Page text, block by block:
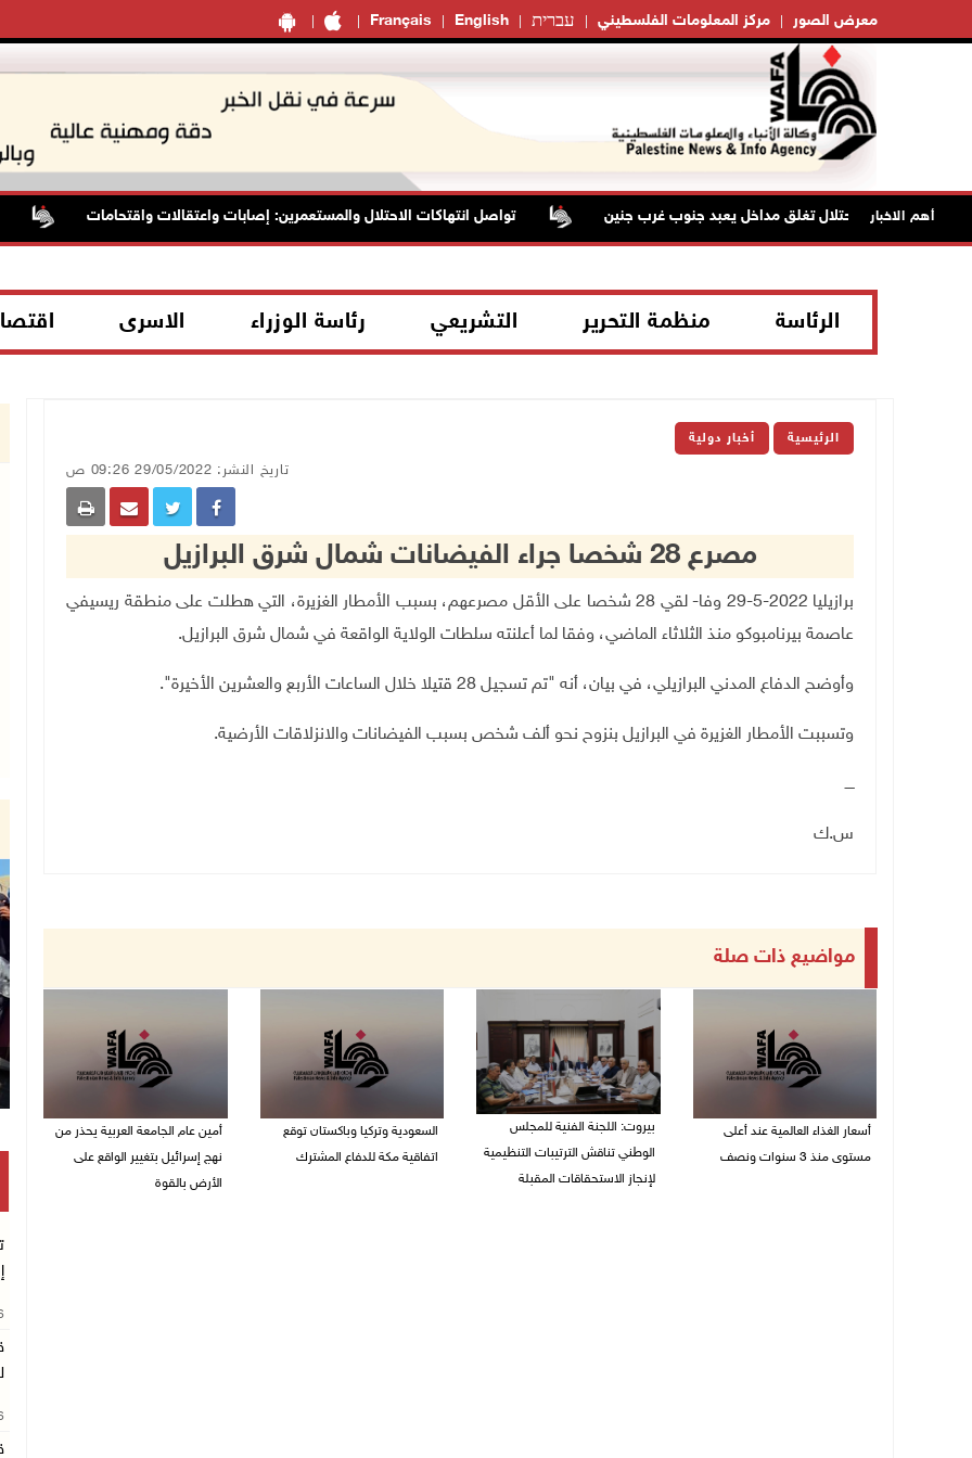
Français English עברית مركز المعلومات الفلسطيني معرض الصور
أهم الاخبار
قوات الاحتلال تغلق مداخل يعبد جنوب غرب جنين تواصل انتهاكات الاحتلال والمستعمرين: إصابات واعتقالات واقتحامات
الرئاسة منظمة التحرير التشريعي رئاسة الوزراء الاسرى
الرئيسية أخبار دولية
تاريخ النشر: 29/05/2022 09:26 ص
مصرع 28 شخصا جراء الفيضانات شمال شرق البرازيل
برازيليا
29-5-2022 وفا- لقي 28 شخصا على الأقل مصرعهم، بسبب الأمطار الغزيرة، التي هطلت على منطقة ريسيفي
عاصمة بيرنامبوكو منذ الثلاثاء الماضي، وفقا لما أعلنته سلطات الولاية الواقعة في شمال شرق البرازيل.
وأوضح الدفاع المدني البرازيلي، في بيان، أنه "تم تسجيل 28 قتيلا خلال الساعات الأربع والعشرين الأخيرة".
وتسببت الأمطار الغزيرة في البرازيل بنزوح نحو ألف شخص بسبب الفيضانات والانزلاقات الأرضية.
ــــ
س.ك
مواضيع ذات صلة
أسعار الغذاء العالمية عند أعلى
مستوى منذ 3 سنوات ونصف
بيروت: اللجنة الفنية للمجلس
الوطني تناقش الترتيبات التنظيمية
لإنجاز الاستحقاقات المقبلة
السعودية وتركيا وباكستان توقع
اتفاقية مكة للدفاع المشترك
أمين عام الجامعة العربية يحذر من
نهج إسرائيل بتغيير الواقع على
الأرض بالقوة